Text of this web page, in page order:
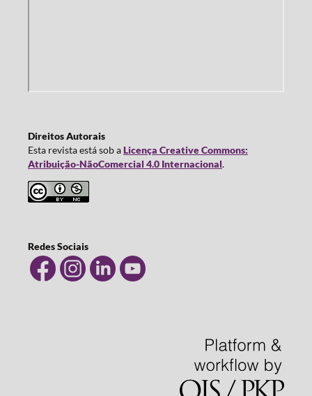
Direitos Autorais
Esta revista está sob aLicença Creative Commons:
Atribuição-NãoComercial 4.0 Internacional.
Redes Sociais